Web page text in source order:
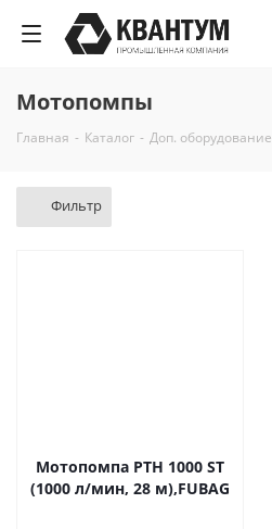
Мотопомпы
Главная - Каталог - Доп. оборудование
Фильтр
Мотопомпа PTH 1000 ST
(1000 л/мин, 28 м),FUBAG